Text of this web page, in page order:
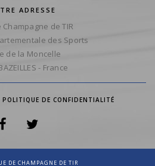
ADRESSE
Champagne de TIR
des Sports
de la Moncelle
- France
POLITIQUE DE CONFIDENTIALITÉ
DE CHAMPAGNE DE TIR